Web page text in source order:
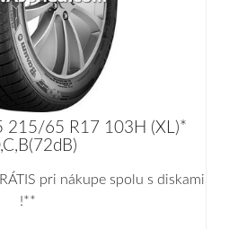
215/65 R17 103H (XL)*
pri nákupe spolu s diskami
!**